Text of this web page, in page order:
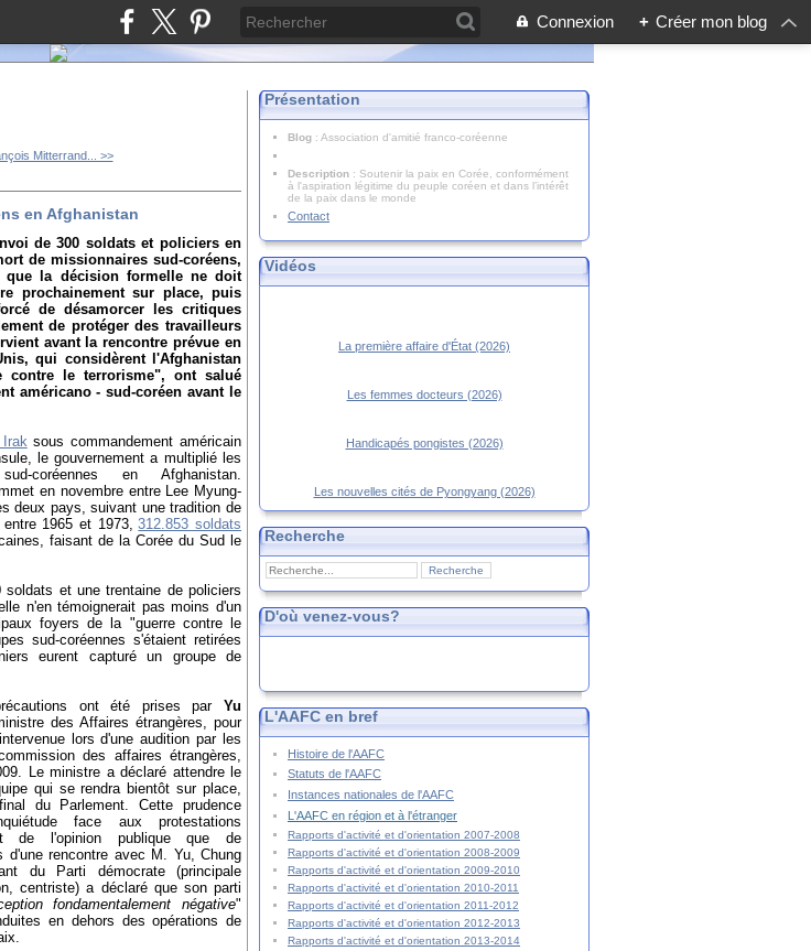
Connexion + Créer mon blog
Mitterrand... >>
en Afghanistan
de 300 soldats et policiers en
de missionnaires sud-coréens,
que la décision formelle ne doit
prochainement sur place, puis
de désamorcer les critiques
de protéger des travailleurs
avant la rencontre prévue en
qui considèrent l'Afghanistan
contre le terrorisme", ont salué
américano - sud-coréen avant le
sous commandement américain
le gouvernement a multiplié les
coréennes en Afghanistan.
en novembre entre Lee Myung-
deux pays, suivant une tradition de
1965 et 1973, 312.853 soldats
faisant de la Corée du Sud le
et une trentaine de policiers
n'en témoignerait pas moins d'un
foyers de la "guerre contre le
sud-coréennes s'étaient retirées
eurent capturé un groupe de
ont été prises par Yu
des Affaires étrangères, pour
lors d'une audition par les
des affaires étrangères,
Le ministre a déclaré attendre le
qui se rendra bientôt sur place,
du Parlement. Cette prudence
face aux protestations
de l'opinion publique que de
d'une rencontre avec M. Yu, Chung
du Parti démocrate (principale
centriste) a déclaré que son parti
fondamentalement négative"
en dehors des opérations de
Présentation
Blog : Association d'amitié franco-coréenne
Description : Soutenir la paix en Corée, conformément
à l'aspiration légitime du peuple coréen et dans l’intérêt
de la paix dans le monde
Contact
Vidéos
La première affaire d'État (2026)
Les femmes docteurs (2026)
Handicapés pongistes (2026)
Les nouvelles cités de Pyongyang (2026)
Recherche
D'où venez-vous?
L'AAFC en bref
Histoire de l'AAFC
Statuts de l'AAFC
Instances nationales de l'AAFC
L'AAFC en région et à l'étranger
Rapports d'activité et d'orientation 2007-2008
Rapports d'activité et d'orientation 2008-2009
Rapports d'activité et d'orientation 2009-2010
Rapports d'activité et d'orientation 2010-2011
Rapports d'activité et d'orientation 2011-2012
Rapports d'activité et d'orientation 2012-2013
Rapports d'activité et d'orientation 2013-2014